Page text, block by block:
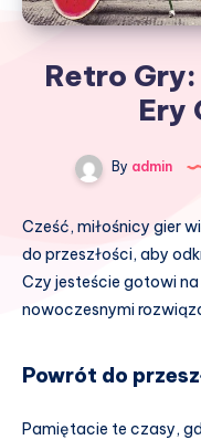
Retro
Ery
By admin
Cześć, miłośnicy gier
do przeszłości, aby
Czy jesteście gotowi
nowoczesnymi
Powrót do
Pamiętacie te czasy,